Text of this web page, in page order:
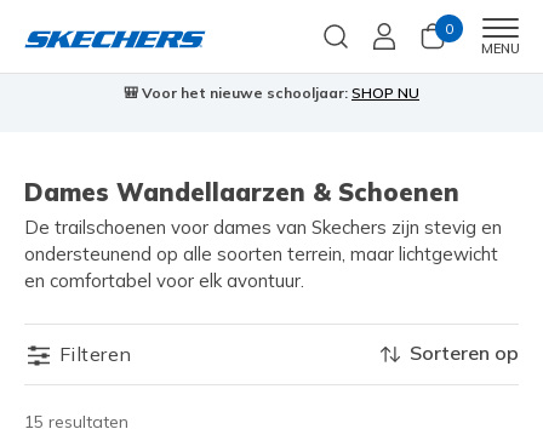
0
MENU
🎒 Voor het nieuwe schooljaar: SHOP NU
Dames Wandellaarzen & Schoenen
De trailschoenen voor dames van Skechers zijn stevig en
ondersteunend op alle soorten terrein, maar lichtgewicht
en comfortabel voor elk avontuur.
Filteren
15 resultaten
Sorteren op